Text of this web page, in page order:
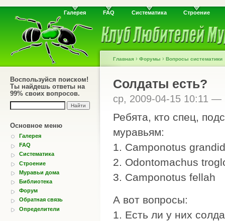
Галерея FAQ Систематика Строение
Воспользуйся поиском!
Ты найдешь ответы на
99% своих вопросов.
Основное меню
Галерея
FAQ
Систематика
Строение
Муравьи дома
Библиотека
Форум
Обратная связь
Определители
Главная › Форумы › Вопросы систематики
Солдаты есть?
ср, 2009-04-15 10:11 —
Ребята, кто спец,
муравьям:
1. Camponotus
2. Odontomachus
3. Camponotus fellah
А вот вопросы:
1. Есть ли у них